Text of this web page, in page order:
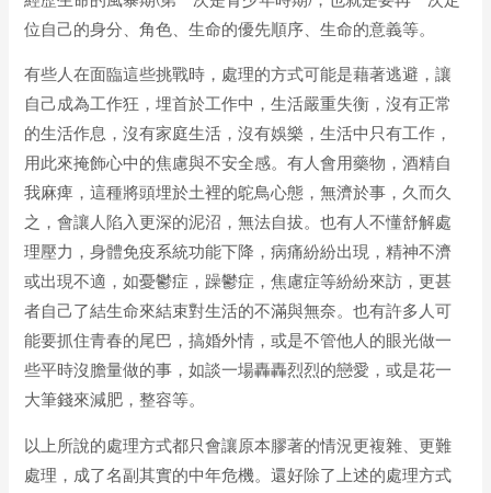
位自己的身分、角色、生命的優先順序、生命的意義等。
有些人在面臨這些挑戰時，處理的方式可能是藉著逃避，讓
自己成為工作狂，埋首於工作中，生活嚴重失衡，沒有正常
的生活作息，沒有家庭生活，沒有娛樂，生活中只有工作，
用此來掩飾心中的焦慮與不安全感。有人會用藥物，酒精自
我麻痺，這種將頭埋於土裡的鴕鳥心態，無濟於事，久而久
之，會讓人陷入更深的泥沼，無法自拔。也有人不懂舒解處
理壓力，身體免疫系統功能下降，病痛紛紛出現，精神不濟
或出現不適，如憂鬱症，躁鬱症，焦慮症等紛紛來訪，更甚
者自己了結生命來結束對生活的不滿與無奈。也有許多人可
能要抓住青春的尾巴，搞婚外情，或是不管他人的眼光做一
些平時沒膽量做的事，如談一場轟轟烈烈的戀愛，或是花一
大筆錢來減肥，整容等。
以上所說的處理方式都只會讓原本膠著的情況更複雜、更難
處理，成了名副其實的中年危機。還好除了上述的處理方式